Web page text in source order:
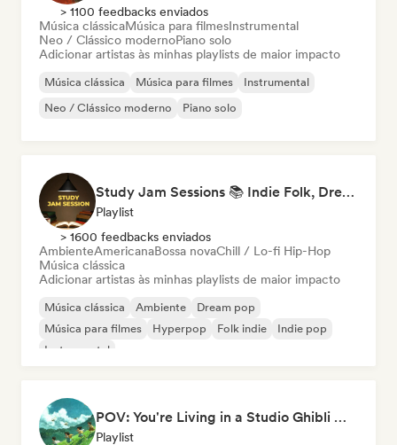
> 1100 feedbacks enviados
Música clássicaMúsica para filmesInstrumental
Neo / Clássico modernoPiano solo
Adicionar artistas às minhas playlists de maior impacto
Música clássica Música para filmes
Instrumental
Neo / Clássico moderno
Piano solo
Study Jam Sessions 📚 Indie Folk, Dream Pop & Singer-Songwriter
Playlist
> 1600 feedbacks enviados
AmbienteAmericanaBossa novaChill / Lo-fi Hip-Hop
Música clássica
Adicionar artistas às minhas playlists de maior impacto
Música clássica Ambiente
Dream pop
Música para filmes
Hyperpop Folk indie
Indie pop
Instrumental
POV: You're Living in a Studio Ghibli Movie 🌱 Neo-Classical Piano & Dream Pop
Playlist